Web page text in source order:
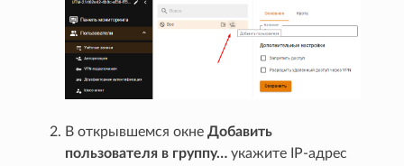
В открывшемся окнеДобавить
пользователя в группу… укажите IP-адрес